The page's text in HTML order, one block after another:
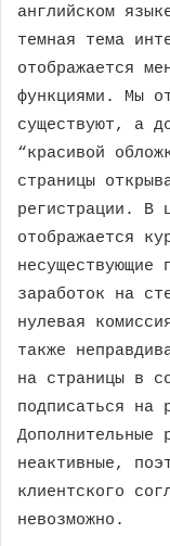
английском
темная тема
отображается
функциями. Мы
существуют, а
“красивой
страницы
регистрации. В
отображается
несуществующие
заработок на
нулевая
также
на страницы в
подписаться на
Дополнительные
неактивные,
клиентского
невозможно.